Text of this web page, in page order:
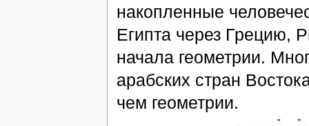
накопленные
Египта через Грецию,
начала геометрии.
арабских стран
чем геометрии.